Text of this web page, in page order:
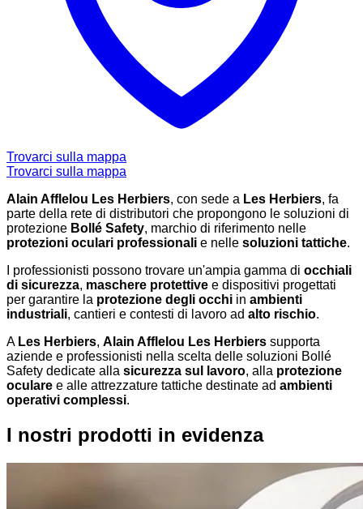
Trovarci sulla mappa
Trovarci sulla mappa
Alain Afflelou Les Herbiers, con sede a Les Herbiers, fa
parte della rete di distributori che propongono le soluzioni di
protezione Bollé Safety, marchio di riferimento nelle
protezioni oculari professionali e nelle soluzioni tattiche.
I professionisti possono trovare un'ampia gamma di occhiali
di sicurezza, maschere protettive e dispositivi progettati
per garantire la protezione degli occhi in ambienti
industriali, cantieri e contesti di lavoro ad alto rischio.
A Les Herbiers, Alain Afflelou Les Herbiers supporta
aziende e professionisti nella scelta delle soluzioni Bollé
Safety dedicate alla sicurezza sul lavoro, alla protezione
oculare e alle attrezzature tattiche destinate ad ambienti
operativi complessi.
I nostri prodotti in evidenza